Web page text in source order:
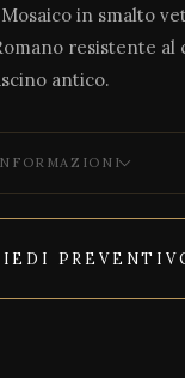
in smalto
resistente al
antico.